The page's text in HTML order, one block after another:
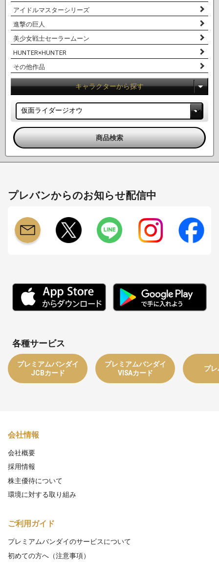
アイドルマスターシリーズ
進撃の巨人
美少女戦士セーラームーン
HUNTER×HUNTER
その他作品
キャラクターから探す
プレバンからのお知らせ配信中
各種サービス
プレミアムバンダイ
JCBカード
プレミアムバンダイ
VISAカード
プ
会社情報
会社概要
採用情報
株主優待について
環境に対する取り組み
ご利用ガイド
プレミアムバンダイのサービスについて
初めての方へ（注意事項）